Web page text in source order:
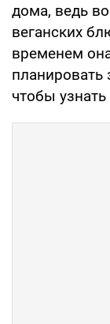
дома, ведь
веганских
временем
планировать
чтобы